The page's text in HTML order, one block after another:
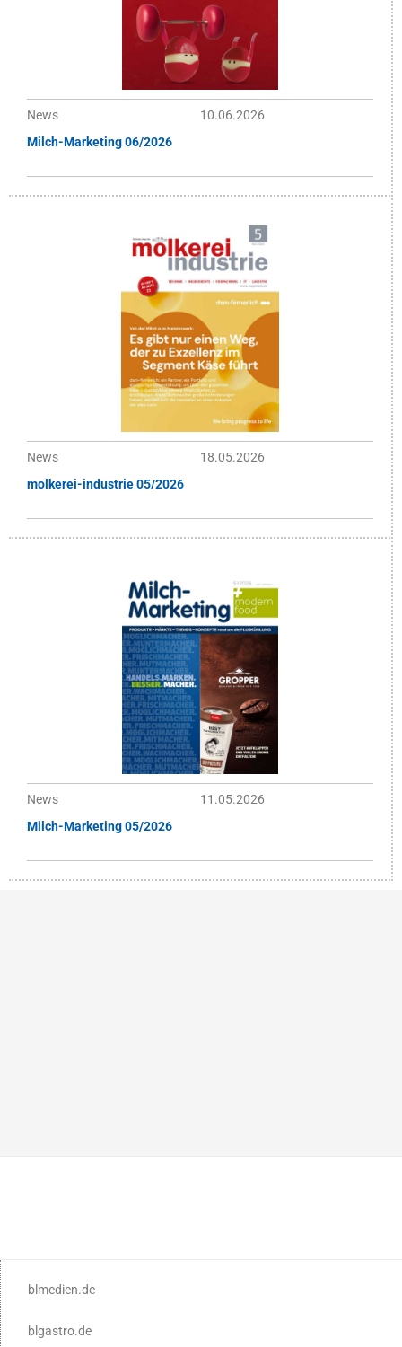
News
10.06.2026
Milch-Marketing 06/2026
News
18.05.2026
molkerei-industrie 05/2026
News
11.05.2026
Milch-Marketing 05/2026
blmedien.de
blgastro.de